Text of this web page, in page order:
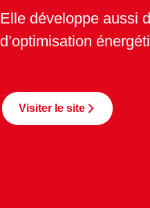
Elle développe aussi
d’optimisation
Visiter le site